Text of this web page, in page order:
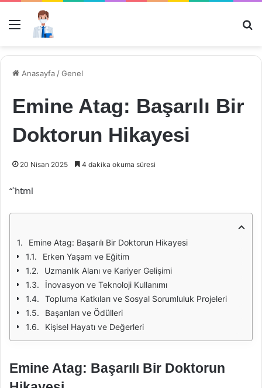
Menü
Anasayfa /Genel
Emine Atag: Başarılı Bir
Doktorun Hikayesi
20 Nisan 2025 4 dakika okuma süresi
“`html
Emine Atag: Başarılı Bir Doktorun Hikayesi
Erken Yaşam ve Eğitim
Uzmanlık Alanı ve Kariyer Gelişimi
İnovasyon ve Teknoloji Kullanımı
Topluma Katkıları ve Sosyal Sorumluluk Projeleri
Başarıları ve Ödülleri
Kişisel Hayatı ve Değerleri
Emine Atag: Başarılı Bir Doktorun